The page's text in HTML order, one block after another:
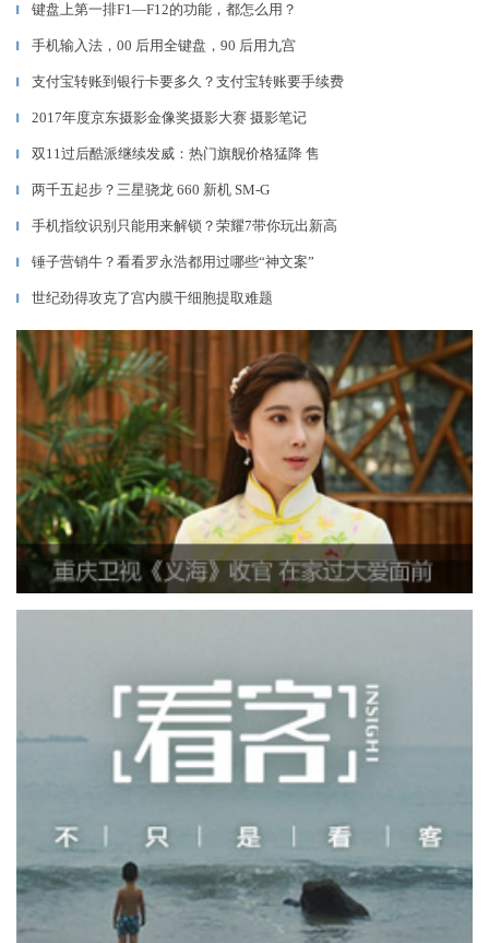
▎ 键盘上第一排F1—F12的功能，都怎么用？
▎ 手机输入法，00 后用全键盘，90 后用九宫
▎ 支付宝转账到银行卡要多久？支付宝转账要手续费
▎ 2017年度京东摄影金像奖摄影大赛 摄影笔记
▎ 双11过后酷派继续发威：热门旗舰价格猛降 售
▎ 两千五起步？三星骁龙 660 新机 SM-G
▎ 手机指纹识别只能用来解锁？荣耀7带你玩出新高
▎ 锤子营销牛？看看罗永浩都用过哪些“神文案”
▎ 世纪劲得攻克了宫内膜干细胞提取难题